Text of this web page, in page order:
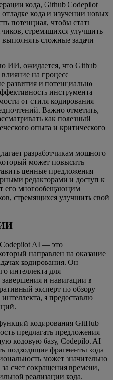
кода, Github Codepilot
кода и изучении новых
потенциал, чтобы стать
стремящихся улучшить
сложные задачи
ИИ, ожидается, что Github
на процесс
развития и потенциально
инструмента
от стиля кодирования
Важно отметить,
как полезный
опыта и критического
разработчикам мощного
может повысить
ценные предложения
редакторами и доступ к
его многообещающим
стремящихся улучшить свой
AI — это
направлен на оказание
кодирования. Он
интеллекта для
и навигации в
эксперт по обзору
я предоставлю
кодирования GitHub
предлагать предложения
кодовую базу, Codepilot AI
подходящие фрагменты кода
может значительно
счет сокращения времени,
реализации кода.